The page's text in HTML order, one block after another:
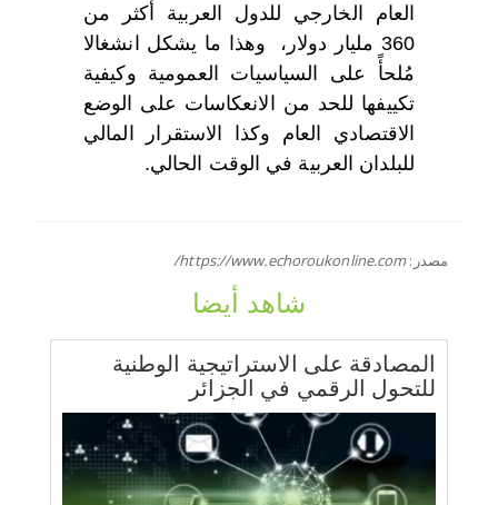
العام الخارجي للدول العربية أكثر من
360 مليار دولار، وهذا ما يشكل انشغالا
مُلحأً على السياسيات العمومية وكيفية
تكييفها للحد من الانعكاسات على الوضع
الاقتصادي العام وكذا الاستقرار المالي
للبلدان العربية في الوقت الحالي.
مصدر:https://www.echoroukonline.com/
شاهد أيضا
المصادقة على الاستراتيجية الوطنية
للتحول الرقمي في الجزائر